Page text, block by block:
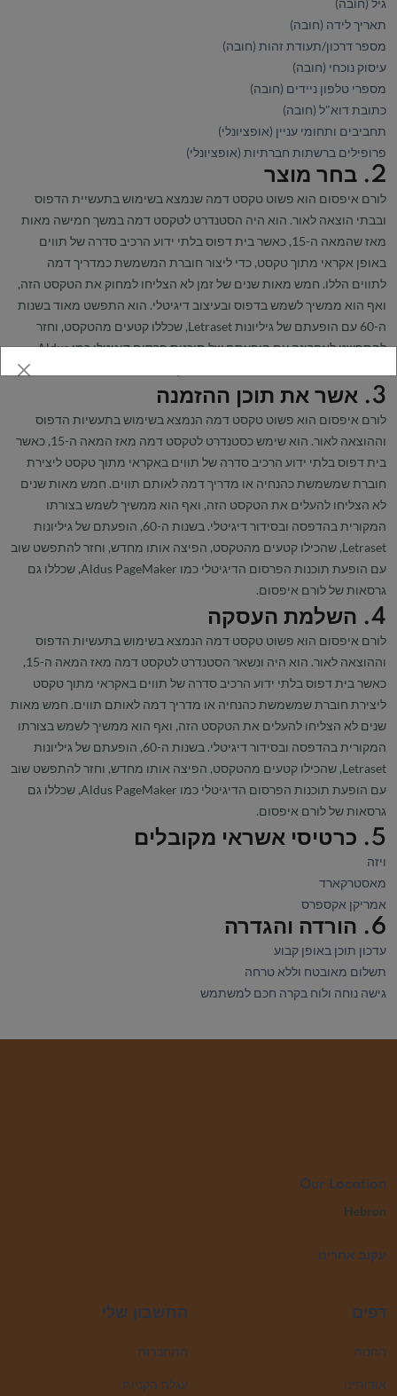
גיל (חובה)
תאריך לידה (חובה)
מספר דרכון/תעודת זהות (חובה)
עיסוק נוכחי (חובה)
מספרי טלפון ניידים (חובה)
כתובת דוא"ל (חובה)
תחביבים ותחומי עניין (אופציונלי)
פרופילים ברשתות חברתיות (אופציונלי)
2. בחר מוצר
לורם איפסום הוא פשוט טקסט דמה שנמצא בשימוש בתעשיית הדפוס
ובבתי הוצאה לאור. הוא היה הסטנדרט לטקסט דמה במשך חמישה מאות
מאז שהמאה ה-15, כאשר בית דפוס בלתי ידוע הרכיב סדרה של תווים
באופן אקראי מתוך טקסט, כדי ליצור חוברת המשמשת כמדריך דמה
לתווים הללו. חמש מאות שנים של זמן לא הצליחו למחוק את הטקסט הזה,
ואף הוא ממשיך לשמש בדפוס ובעיצוב דיגיטלי. הוא התפשט מאוד בשנות
ה-60 עם הופעתם של גיליונות Letraset, שכללו קטעים מהטקסט, וחזר
להתפשט לאחרונה עם הופעתם של תוכנות פרסום דיגיטלי כמו Aldus
3. אשר את תוכן ההזמנה
לורם איפסום הוא פשוט טקסט דמה הנמצא בשימוש בתעשיות הדפוס
וההוצאה לאור. הוא שימש כסטנדרט לטקסט דמה מאז המאה ה-15, כאשר
בית דפוס בלתי ידוע הרכיב סדרה של תווים באקראי מתוך טקסט ליצירת
חוברת שמשמשת כהנחיה או מדריך דמה לאותם תווים. חמש מאות שנים
לא הצליחו להעלים את הטקסט הזה, ואף הוא ממשיך לשמש בצורתו
המקורית בהדפסה ובסידור דיגיטלי. בשנות ה-60, הופעתם של גיליונות
Letraset, שהכילו קטעים מהטקסט, הפיצה אותו מחדש, וחזר להתפשט שוב
עם הופעת תוכנות הפרסום הדיגיטלי כמו Aldus PageMaker, שכללו גם
גרסאות של לורם איפסום.
4. השלמת העסקה
לורם איפסום הוא פשוט טקסט דמה הנמצא בשימוש בתעשיות הדפוס
וההוצאה לאור. הוא היה ונשאר הסטנדרט לטקסט דמה מאז המאה ה-15,
כאשר בית דפוס בלתי ידוע הרכיב סדרה של תווים באקראי מתוך טקסט
ליצירת חוברת שמשמשת כהנחיה או מדריך דמה לאותם תווים. חמש מאות
שנים לא הצליחו להעלים את הטקסט הזה, ואף הוא ממשיך לשמש בצורתו
המקורית בהדפסה ובסידור דיגיטלי. בשנות ה-60, הופעתם של גיליונות
Letraset, שהכילו קטעים מהטקסט, הפיצה אותו מחדש, וחזר להתפשט שוב
עם הופעת תוכנות הפרסום הדיגיטלי כמו Aldus PageMaker, שכללו גם
גרסאות של לורם איפסום.
5. כרטיסי אשראי מקובלים
ויזה
מאסטרקארד
אמריקן אקספרס
6. הורדה והגדרה
עדכון תוכן באופן קבוע
תשלום מאובטח וללא טרחה
גישה נוחה ולוח בקרה חכם למשתמש
Our Location
Hebron
עקוב אחרינו
דפים
החנות
אודותינו
החשבון שלי
התחברות
עגלת הקניות